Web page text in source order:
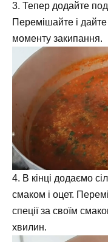
3. Тепер додайте
Перемішайте і
моменту закипання.
4. В кінці додаємо
смаком і оцет.
спеції за своїм
хвилин.